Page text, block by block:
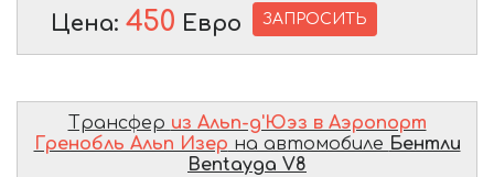
Цена: 450 Евро ЗАПРОСИТЬ
Трансфер из Альп-д'Юэз в Аэропорт
Гренобль Альп Изер на автомобиле Бентли
Bentayga V8